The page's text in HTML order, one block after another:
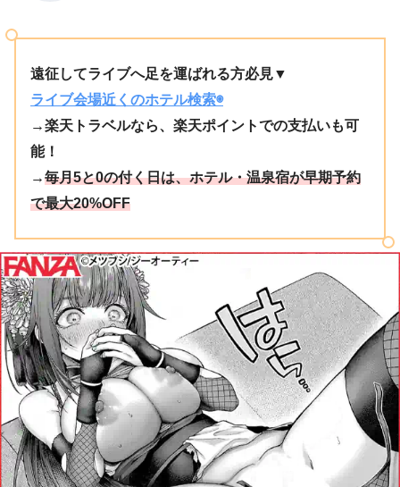
遠征してライブへ足を運ばれる方必見▼
ライブ会場近くのホテル検索◉
→楽天トラベルなら、楽天ポイントでの支払いも可
能！
→毎月5と0の付く日は、ホテル・温泉宿が早期予約
で最大20%OFF